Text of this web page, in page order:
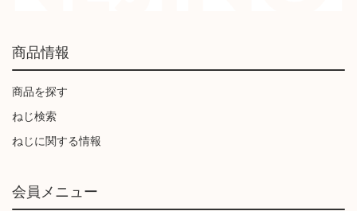
商品情報
商品を探す
ねじ検索
ねじに関する情報
会員メニュー